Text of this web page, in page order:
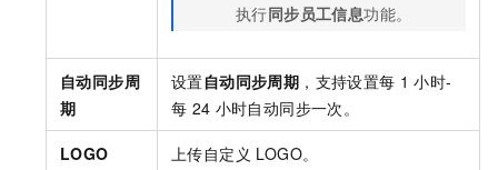
执行同步员工信息功能。
自动同步周
期
设置自动同步周期 ，支持设置每 1 小时-
每 24 小时自动同步一次。
LOGO 上传自定义 LOGO。